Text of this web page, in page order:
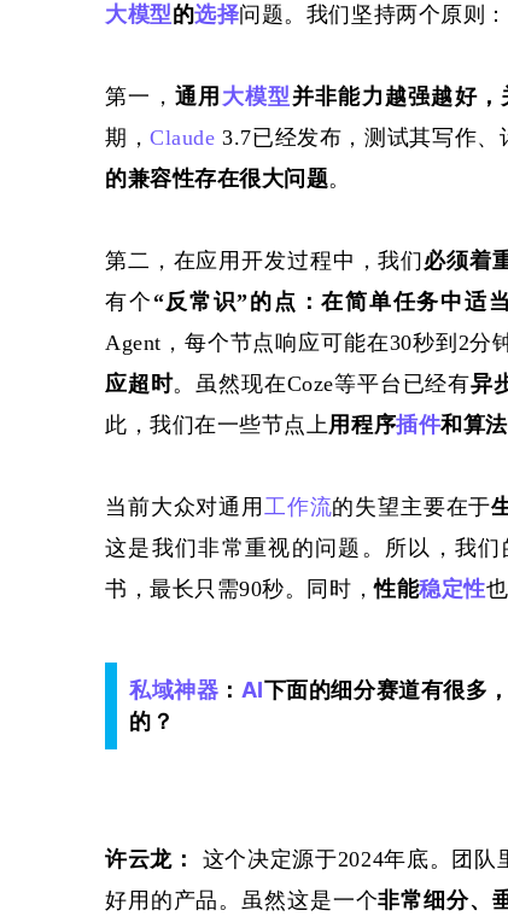
大模型的选择问题。我们坚持两个原则：
第一， 通用 大模型 并非能力越强越好
期，Claude 3.7已经发布，测试其写作
的兼容性存在很大问题。
第二，在应用开发过程中 ，我们必须着
有个 “反常识”的点：在简单任务中适
Agent，每个节点响应可能在30秒到2分
应超时。虽然现在Coze等平台 已经有异
此，我们在一些节点上 用程序插件和算
当前大众对通用 工作流的失望主要在于
这是我们非常重视的问题。所以，我们
书，最长只需90秒。同时，性能稳定性
私域神器 ： AI下面的细分赛道有很多
的？
许云龙：
这个决定源于2024年底。团
好用的产品。虽然这是一个非常细分、